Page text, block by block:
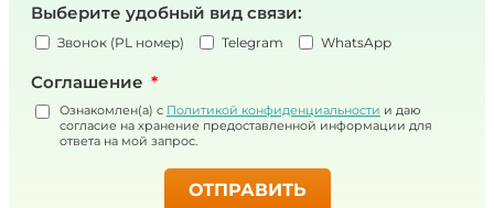
Выберите удобный вид связи:
Звонок (PL номер) Telegram WhatsApp
Соглашение
Ознакомлен(а) с Политикой конфиденциальности и даю
согласие на хранение предоставленной информации для
ответа на мой запрос.
ОТПРАВИТЬ